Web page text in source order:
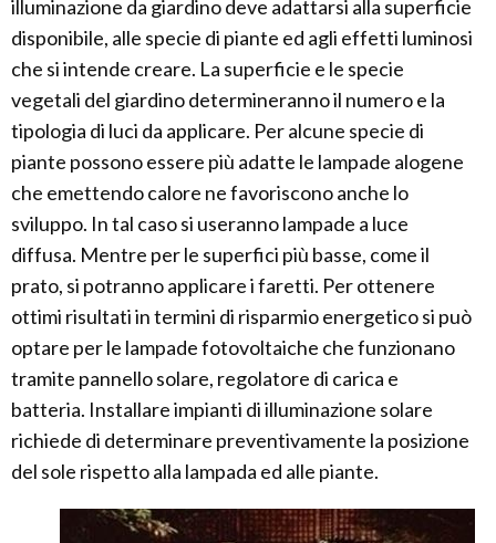
illuminazione da giardino deve adattarsi alla superficie
disponibile, alle specie di piante ed agli effetti luminosi
che si intende creare. La superficie e le specie
vegetali del giardino determineranno il numero e la
tipologia di luci da applicare. Per alcune specie di
piante possono essere più adatte le lampade alogene
che emettendo calore ne favoriscono anche lo
sviluppo. In tal caso si useranno lampade a luce
diffusa. Mentre per le superfici più basse, come il
prato, si potranno applicare i faretti. Per ottenere
ottimi risultati in termini di risparmio energetico si può
optare per le lampade fotovoltaiche che funzionano
tramite pannello solare, regolatore di carica e
batteria. Installare impianti di illuminazione solare
richiede di determinare preventivamente la posizione
del sole rispetto alla lampada ed alle piante.